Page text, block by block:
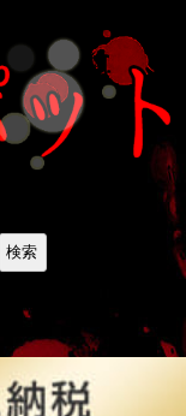
検索